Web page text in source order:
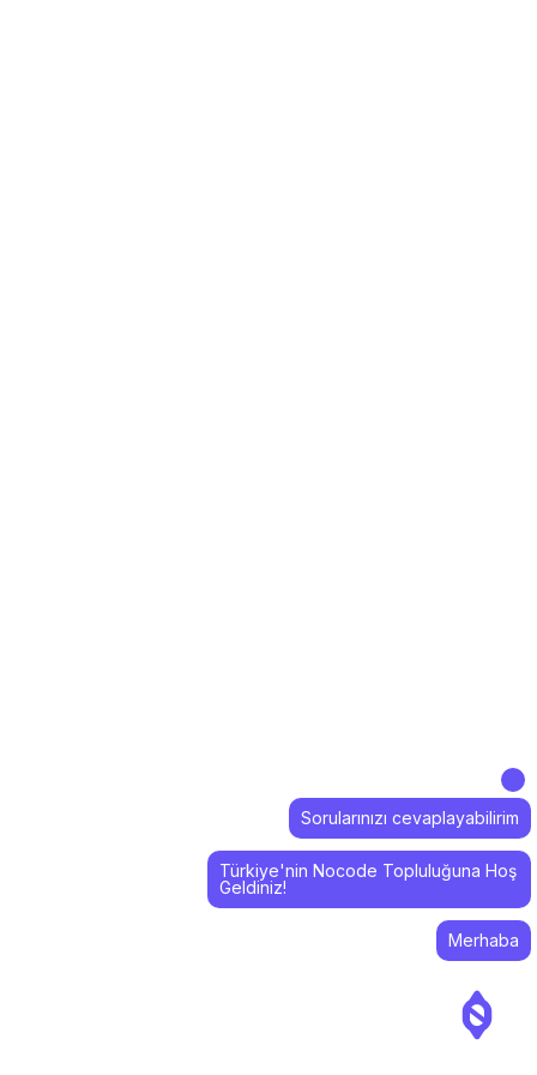
Merhaba
Türkiye'nin Nocode Topluluğuna Hoş
Geldiniz!
Sorularınızı cevaplayabilirim